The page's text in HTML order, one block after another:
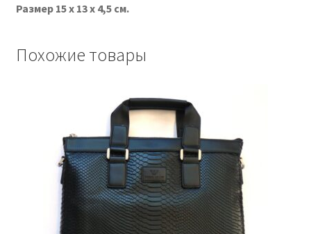
Размер 15 х 13 х 4,5 см.
Похожие товары